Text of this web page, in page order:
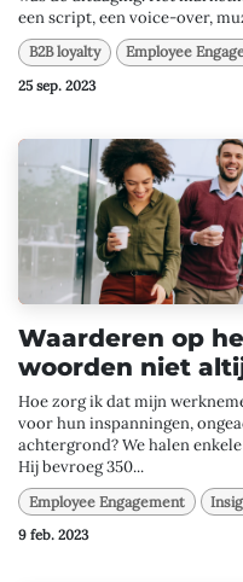
een script, een voice-over,
B2B loyalty Employee
25 sep. 2023
Waarderen op
woorden niet
Hoe zorg ik dat mijn
voor hun inspanningen,
achtergrond? We halen
Hij bevroeg 350...
Employee Engagement
9 feb. 2023